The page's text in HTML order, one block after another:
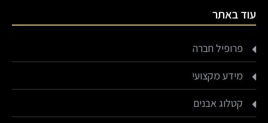
עוד באתר
פרופיל חברה
מידע מקצועי
קטלוג אבנים